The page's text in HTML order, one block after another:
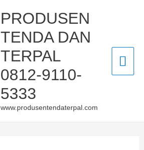
PRODUSEN
TENDA DAN
TERPAL
0812-9110-
5333
www.produsentendaterpal.com